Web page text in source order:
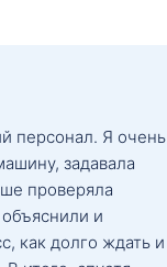
персонал. Я очень
задавала
проверяла
и
как долго ждать и